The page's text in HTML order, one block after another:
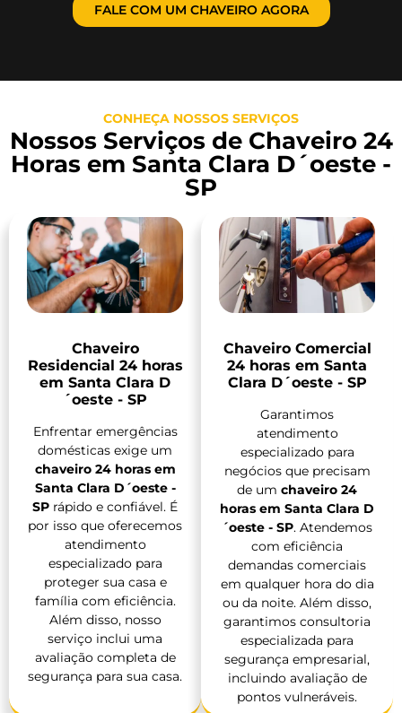
FALE COM UM CHAVEIRO AGORA
CONHEÇA NOSSOS SERVIÇOS
Nossos Serviços de Chaveiro 24
Horas em Santa Clara D´oeste -
SP
Chaveiro
Residencial 24 horas
em Santa Clara D
´oeste - SP
Enfrentar emergências
domésticas exige um
chaveiro 24 horas em
Santa Clara D´oeste -
SP rápido e confiável. É
por isso que oferecemos
atendimento
especializado para
proteger sua casa e
família com eficiência.
Além disso, nosso
serviço inclui uma
avaliação completa de
segurança para sua casa.
Chaveiro Comercial
24 horas em Santa
Clara D´oeste - SP
Garantimos
atendimento
especializado para
negócios que precisam
de um chaveiro 24
horas em Santa Clara D
´oeste - SP. Atendemos
com eficiência
demandas comerciais
em qualquer hora do dia
ou da noite. Além disso,
garantimos consultoria
especializada para
segurança empresarial,
incluindo avaliação de
pontos vulneráveis.